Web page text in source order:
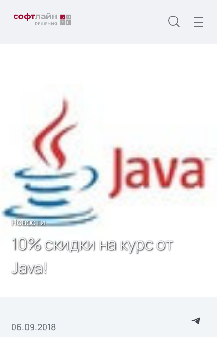
Новости
10% скидки на курс от
Java!
06.09.2018